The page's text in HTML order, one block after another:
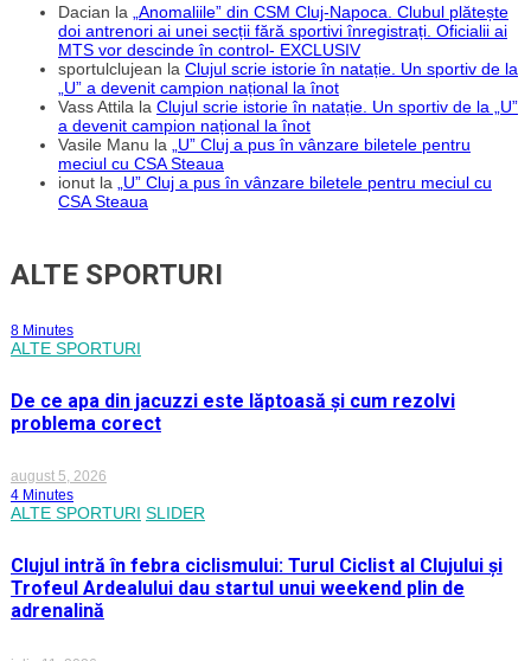
Dacian la
„Anomaliile” din CSM Cluj-Napoca. Clubul plătește
doi antrenori ai unei secții fără sportivi înregistrați. Oficialii ai
MTS vor descinde în control- EXCLUSIV
sportulclujean la Clujul scrie istorie în natație. Un sportiv de la
„U” a devenit campion național la înot
Vass Attila la Clujul scrie istorie în natație. Un sportiv de la „U”
a devenit campion național la înot
Vasile Manu la
„U” Cluj a pus în vânzare biletele pentru
meciul cu CSA Steaua
ionut la
„U” Cluj a pus în vânzare biletele pentru meciul cu
CSA Steaua
ALTE SPORTURI
8 Minutes
ALTE SPORTURI
De ce apa din jacuzzi este lăptoasă și cum rezolvi
problema corect
august 5, 2026
4 Minutes
ALTE SPORTURI SLIDER
Clujul intră în febra ciclismului: Turul Ciclist al Clujului și
Trofeul Ardealului dau startul unui weekend plin de
adrenalină